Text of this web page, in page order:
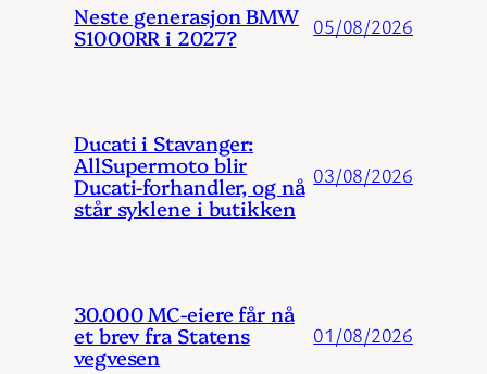
Neste generasjon BMW
S1000RR i 2027? 05/08/2026
Ducati i Stavanger:
AllSupermoto blir
Ducati-forhandler, og nå
står syklene i butikken
03/08/2026
30.000 MC-eiere får nå
et brev fra Statens
vegvesen
01/08/2026